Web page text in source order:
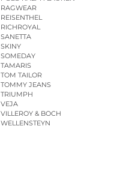
RAGWEAR
REISENTHEL
RICHROYAL
SANETTA
SKINY
SOMEDAY
TAMARIS
TOM TAILOR
TOMMY JEANS
TRIUMPH
VEJA
VILLEROY & BOCH
WELLENSTEYN